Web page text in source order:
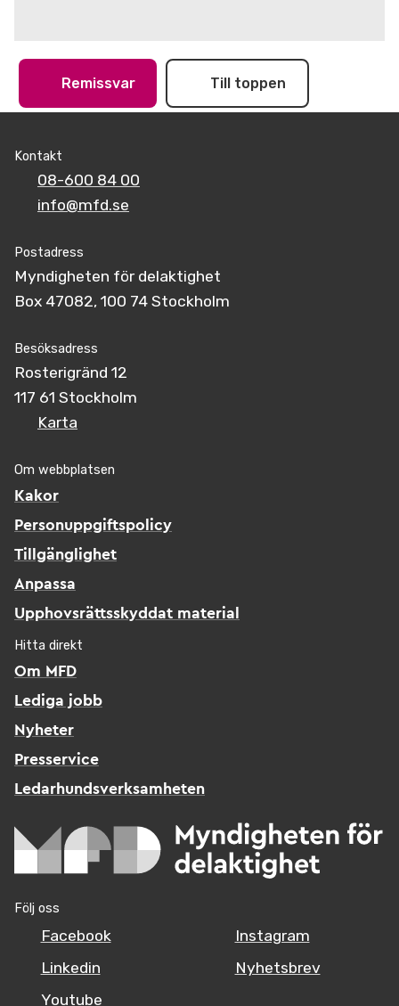
Remissvar Till toppen
Kontakt
08-600 84 00
info@mfd.se
Postadress
Myndigheten för delaktighet
Box 47082, 100 74 Stockholm
Besöksadress
Rosterigränd 12
117 61 Stockholm
Karta
Om webbplatsen
Kakor
Personuppgiftspolicy
Tillgänglighet
Anpassa
Upphovsrättsskyddat material
Hitta direkt
Om MFD
Lediga jobb
Nyheter
Presservice
Ledarhundsverksamheten
Följ oss
Facebook
Linkedin
Youtube
Instagram
Nyhetsbrev